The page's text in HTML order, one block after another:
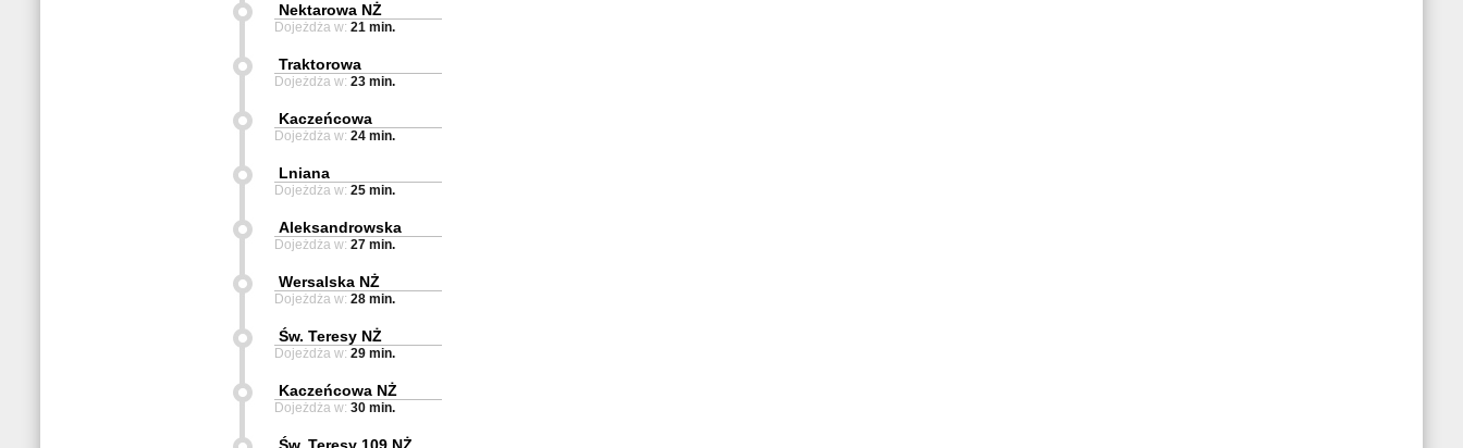
Nektarowa NŻ
Dojeżdża w: 21 min.
Traktorowa
Dojeżdża w: 23 min.
Kaczeńcowa
Dojeżdża w: 24 min.
Lniana
Dojeżdża w: 25 min.
Aleksandrowska
Dojeżdża w: 27 min.
Wersalska NŻ
Dojeżdża w: 28 min.
Św. Teresy NŻ
Dojeżdża w: 29 min.
Kaczeńcowa NŻ
Dojeżdża w: 30 min.